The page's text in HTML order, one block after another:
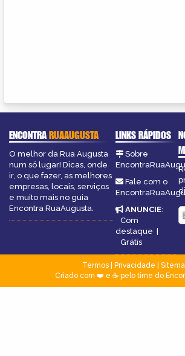
ENCONTRARUAAUGUSTA
O melhor da Rua Augusta
num só lugar! Dicas, onde
ir, o que fazer, as melhores
empresas, locais, serviços
e muito mais no guia
Encontra RuaAugusta.
LINKS RÁPIDOS
Sobre
Fale com o
ANUNCIE:
Com
destaque |
Grátis
Termos| Privacidade
Criado com ❤️ e ☕ pelo time do